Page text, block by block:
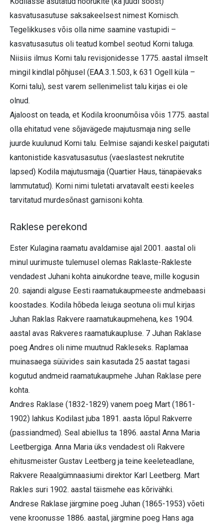
kasvatusasutuse saksakeelsest nimest Kornisch.
Tegelikkuses võis olla nime saamine vastupidi –
kasvatusasutus oli teatud kombel seotud Korni taluga.
Niisiis ilmus Korni talu revisjonidesse 1775. aastal ilmselt
mingil kindlal põhjusel (EAA.3.1.503, k 631 Ogell küla –
Korni talu), sest varem sellenimelist talu kirjas ei ole
olnud.
Ajaloost on teada, et Kodila kroonumõisa võis 1775. aastal
olla ehitatud vene sõjavägede majutusmaja ning selle
juurde kuulunud Korni talu. Eelmise sajandi keskel paigutati
kantonistide kasvatusasutus (vaeslastest nekrutite
lapsed) Kodila majutusmajja (Quartier Haus, tänapäevaks
lammutatud). Korni nimi tuletati arvatavalt eesti keeles
tarvitatud murdesõnast garnisoni kohta.
Raklese perekond
Ester Kulagina raamatu avaldamise ajal 2001. aastal oli
minul uurimuste tulemusel olemas Raklaste-Rakleste
vendadest Juhani kohta ainukordne teave, mille kogusin
20. sajandi alguse Eesti raamatukaupmeeste andmebaasi
koostades. Kodila hõbeda leiuga seotuna oli mul kirjas
Juhan Raklas Rakvere raamatukaupmehena, kes 1904.
aastal avas Rakveres raamatukaupluse. 7 Juhan Raklase
poeg Andres oli nime muutnud Rakleseks. Raplamaa
muinasaega süüvides sain kasutada 25 aastat tagasi
kogutud andmeid raamatukaupmehe Juhan Raklase pere
kohta.
Andres Raklase (1832-1829) vanem poeg Mart (1861-
1902) lahkus Kodilast juba 1891. aasta lõpul Rakverre
(passiandmed). Seal abiellus ta 1896. aastal Anna Maria
Leetbergiga. Anna Maria üks vendadest oli Rakvere
ehitusmeister Gustav Leetberg ja teine keeleteadlane,
Rakvere Reaalgümnaasiumi direktor Karl Leetberg. Mart
Rakles suri 1902. aastal täismehe eas kõrivähki.
Andrese Raklase järgmine poeg Juhan (1865-1953) võeti
vene kroonusse 1886. aastal, järgmine poeg Hans aga